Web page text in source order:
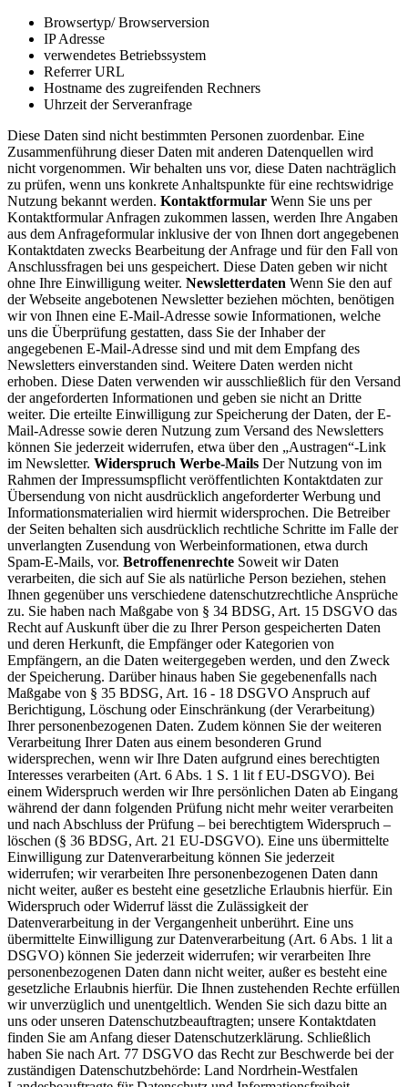
Browsertyp/ Browserversion
IP Adresse
verwendetes Betriebssystem
Referrer URL
Hostname des zugreifenden Rechners
Uhrzeit der Serveranfrage
Diese Daten sind nicht bestimmten Personen zuordenbar. Eine
Zusammenführung dieser Daten mit anderen Datenquellen wird
nicht vorgenommen. Wir behalten uns vor, diese Daten nachträglich
zu prüfen, wenn uns konkrete Anhaltspunkte für eine rechtswidrige
Nutzung bekannt werden. Kontaktformular Wenn Sie uns per
Kontaktformular Anfragen zukommen lassen, werden Ihre Angaben
aus dem Anfrageformular inklusive der von Ihnen dort angegebenen
Kontaktdaten zwecks Bearbeitung der Anfrage und für den Fall von
Anschlussfragen bei uns gespeichert. Diese Daten geben wir nicht
ohne Ihre Einwilligung weiter. Newsletterdaten Wenn Sie den auf
der Webseite angebotenen Newsletter beziehen möchten, benötigen
wir von Ihnen eine E-Mail-Adresse sowie Informationen, welche
uns die Überprüfung gestatten, dass Sie der Inhaber der
angegebenen E-Mail-Adresse sind und mit dem Empfang des
Newsletters einverstanden sind. Weitere Daten werden nicht
erhoben. Diese Daten verwenden wir ausschließlich für den Versand
der angeforderten Informationen und geben sie nicht an Dritte
weiter. Die erteilte Einwilligung zur Speicherung der Daten, der E-
Mail-Adresse sowie deren Nutzung zum Versand des Newsletters
können Sie jederzeit widerrufen, etwa über den „Austragen“-Link
im Newsletter. Widerspruch Werbe-Mails Der Nutzung von im
Rahmen der Impressumspflicht veröffentlichten Kontaktdaten zur
Übersendung von nicht ausdrücklich angeforderter Werbung und
Informationsmaterialien wird hiermit widersprochen. Die Betreiber
der Seiten behalten sich ausdrücklich rechtliche Schritte im Falle der
unverlangten Zusendung von Werbeinformationen, etwa durch
Spam-E-Mails, vor. Betroffenenrechte Soweit wir Daten
verarbeiten, die sich auf Sie als natürliche Person beziehen, stehen
Ihnen gegenüber uns verschiedene datenschutzrechtliche Ansprüche
zu. Sie haben nach Maßgabe von § 34 BDSG, Art. 15 DSGVO das
Recht auf Auskunft über die zu Ihrer Person gespeicherten Daten
und deren Herkunft, die Empfänger oder Kategorien von
Empfängern, an die Daten weitergegeben werden, und den Zweck
der Speicherung. Darüber hinaus haben Sie gegebenenfalls nach
Maßgabe von § 35 BDSG, Art. 16 - 18 DSGVO Anspruch auf
Berichtigung, Löschung oder Einschränkung (der Verarbeitung)
Ihrer personenbezogenen Daten. Zudem können Sie der weiteren
Verarbeitung Ihrer Daten aus einem besonderen Grund
widersprechen, wenn wir Ihre Daten aufgrund eines berechtigten
Interesses verarbeiten (Art. 6 Abs. 1 S. 1 lit f EU-DSGVO). Bei
einem Widerspruch werden wir Ihre persönlichen Daten ab Eingang
während der dann folgenden Prüfung nicht mehr weiter verarbeiten
und nach Abschluss der Prüfung – bei berechtigtem Widerspruch –
löschen (§ 36 BDSG, Art. 21 EU-DSGVO). Eine uns übermittelte
Einwilligung zur Datenverarbeitung können Sie jederzeit
widerrufen; wir verarbeiten Ihre personenbezogenen Daten dann
nicht weiter, außer es besteht eine gesetzliche Erlaubnis hierfür. Ein
Widerspruch oder Widerruf lässt die Zulässigkeit der
Datenverarbeitung in der Vergangenheit unberührt. Eine uns
übermittelte Einwilligung zur Datenverarbeitung (Art. 6 Abs. 1 lit a
DSGVO) können Sie jederzeit widerrufen; wir verarbeiten Ihre
personenbezogenen Daten dann nicht weiter, außer es besteht eine
gesetzliche Erlaubnis hierfür. Die Ihnen zustehenden Rechte erfüllen
wir unverzüglich und unentgeltlich. Wenden Sie sich dazu bitte an
uns oder unseren Datenschutzbeauftragten; unsere Kontaktdaten
finden Sie am Anfang dieser Datenschutzerklärung. Schließlich
haben Sie nach Art. 77 DSGVO das Recht zur Beschwerde bei der
zuständigen Datenschutzbehörde: Land Nordrhein-Westfalen